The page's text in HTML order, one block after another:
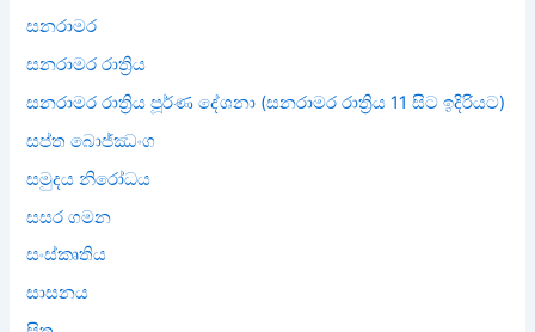
සනරාමර
සනරාමර රාත්‍රිය
සනරාමර රාත්‍රිය පූර්ණ දේශනා (සනරාමර රාත්‍රිය 11 සිට ඉදිරියට)
සප්ත බොජ්ඣංග
සමුදය නිරෝධය
සසර ගමන
සංස්කෘතිය
සාසනය